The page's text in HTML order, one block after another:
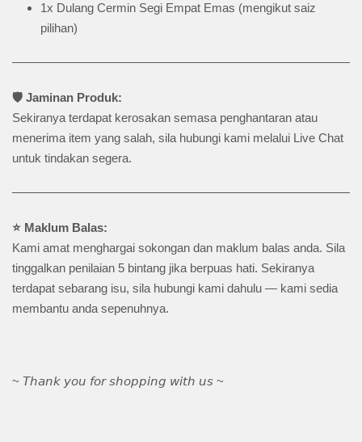
1x Dulang Cermin Segi Empat Emas (mengikut saiz
pilihan)
🛡️ Jaminan Produk:
Sekiranya terdapat kerosakan semasa penghantaran atau
menerima item yang salah, sila hubungi kami melalui Live Chat
untuk tindakan segera.
⭐ Maklum Balas:
Kami amat menghargai sokongan dan maklum balas anda. Sila
tinggalkan penilaian 5 bintang jika berpuas hati. Sekiranya
terdapat sebarang isu, sila hubungi kami dahulu — kami sedia
membantu anda sepenuhnya.
~ 𝘛𝘩𝘢𝘯𝘬 𝘺𝘰𝘶 𝘧𝘰𝘳 𝘴𝘩𝘰𝘱𝘱𝘪𝘯𝘨 𝘸𝘪𝘵𝘩 𝘶𝘴 ~